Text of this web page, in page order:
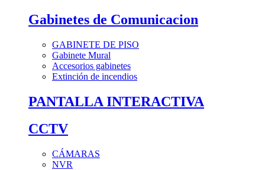
Gabinetes de Comunicacion
GABINETE DE PISO
Gabinete Mural
Accesorios gabinetes
Extinción de incendios
PANTALLA INTERACTIVA
CCTV
CÁMARAS
NVR